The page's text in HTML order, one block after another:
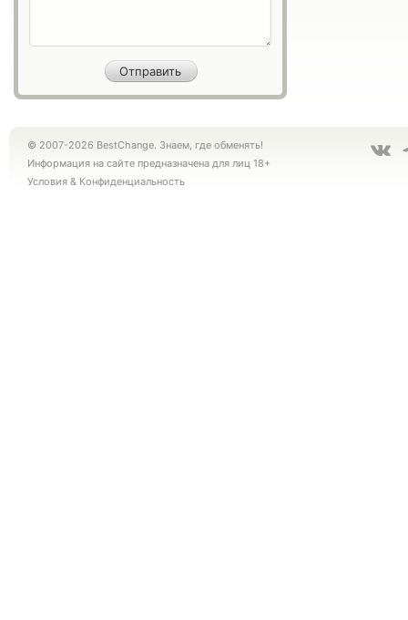
© 2007-2026 BestChange. Знаем, где обменять!
Информация на сайте предназначена для лиц 18+
Условия & Конфиденциальность